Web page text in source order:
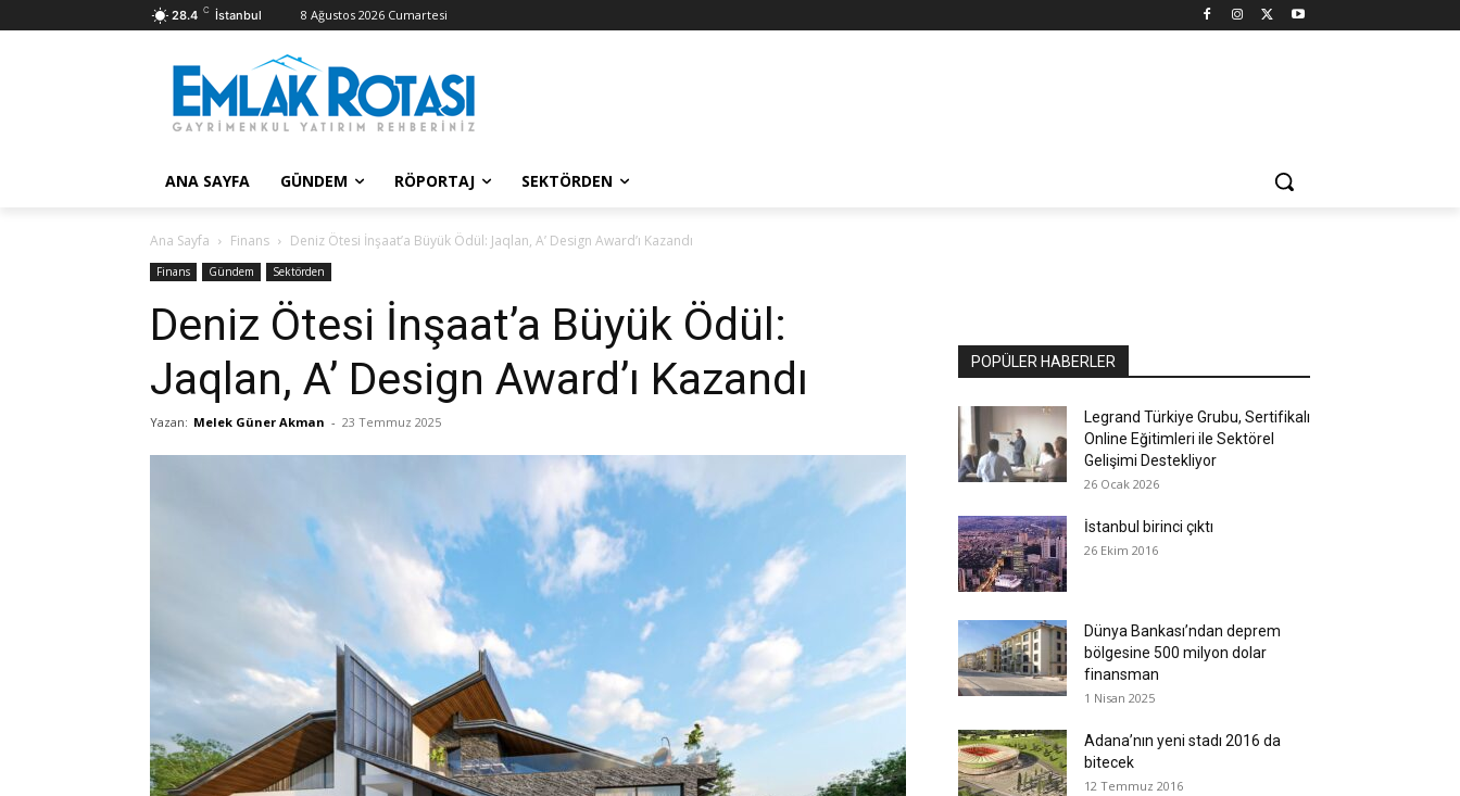
28.4 C İstanbul 8 Ağustos 2026 Cumartesi
ANA SAYFA GÜNDEM RÖPORTAJ SEKTÖRDEN
Ana Sayfa Finans Deniz Ötesi İnşaat’a Büyük Ödül: Jaqlan, A’ Design Award’ı Kazandı
Finans Gündem Sektörden
Deniz Ötesi İnşaat’a Büyük Ödül:
Jaqlan, A’ Design Award’ı Kazandı
Yazan: Melek Güner Akman - 23 Temmuz 2025
POPÜLER HABERLER
Legrand Türkiye Grubu, Sertifikalı
Online Eğitimleri ile Sektörel
Gelişimi Destekliyor
26 Ocak 2026
İstanbul birinci çıktı
26 Ekim 2016
Dünya Bankası’ndan deprem
bölgesine 500 milyon dolar
finansman
1 Nisan 2025
Adana’nın yeni stadı 2016 da
bitecek
12 Temmuz 2016